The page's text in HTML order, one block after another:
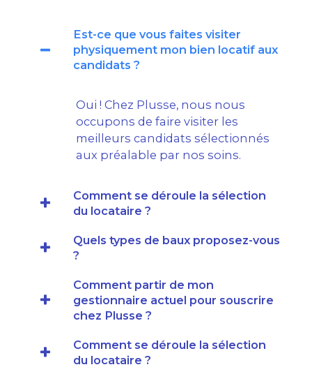
Est-ce que vous faites visiter
physiquement mon bien locatif aux
candidats ?
Oui ! Chez Plusse, nous nous
occupons de faire visiter les
meilleurs candidats sélectionnés
aux préalable par nos soins.
Comment se déroule la sélection
du locataire ?
Quels types de baux proposez-vous
?
Comment partir de mon
gestionnaire actuel pour souscrire
chez Plusse ?
Comment se déroule la sélection
du locataire ?